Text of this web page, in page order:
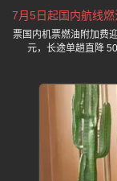
7月5日起国内航线
票国内机票燃油附加费
元，长途单趟直降